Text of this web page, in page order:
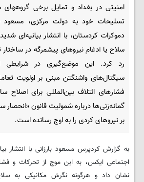
امنیتی در بغداد و تمایل برخی گروههای
تسلیحات خود به دولت مرکزی، مسعود
دموکرات کردستان، با انتشار بیانیه‌ای
سلاح یا ادغام نیروهای پیشمرگه در
رد کرد. این موضع‌گیری در شرایطی
سیگنال‌های واشنگتن مبنی بر اولویت
فشارهای ائتلاف بین‌المللی برای اصلاح
گمانه‌زنی‌ها درباره شمولیت قانون
بر نیروهای کردی را به اوج رسانده است.
به گزارش کردپرس مسعود بارزانی با انتشار
اجتماعی ایکس، به این موج از تحرکات و
نشان داد و هرگونه نگرش مکانیکی به